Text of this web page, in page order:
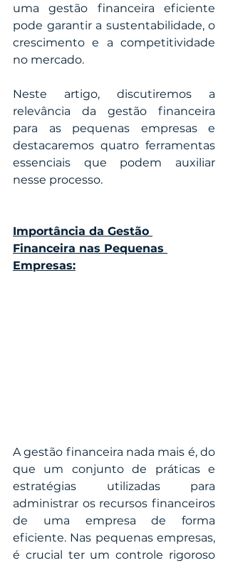
uma gestão financeira eficiente
pode garantir a sustentabilidade, o
crescimento e a competitividade
no mercado.
Neste artigo, discutiremos a
relevância da gestão financeira
para as pequenas empresas e
destacaremos quatro ferramentas
essenciais que podem auxiliar
nesse processo.
Importância da Gestão
Financeira nas Pequenas
Empresas:
A gestão financeira nada mais é, do
que um conjunto de práticas e
estratégias utilizadas para
administrar os recursos financeiros
de uma empresa de forma
eficiente. Nas pequenas empresas,
é crucial ter um controle rigoroso